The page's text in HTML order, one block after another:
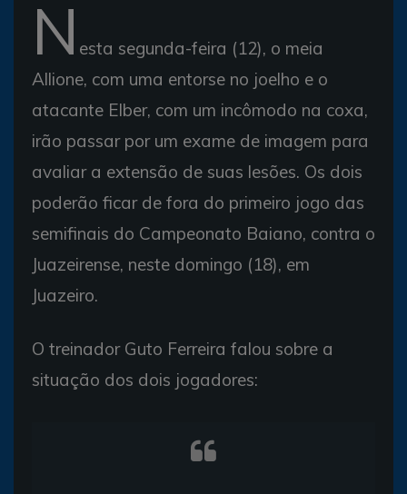
N esta segunda-feira (12), o meia
Allione, com uma entorse no joelho e o
atacante Elber, com um incômodo na coxa,
irão passar por um exame de imagem para
avaliar a extensão de suas lesões. Os dois
poderão ficar de fora do primeiro jogo das
semifinais do Campeonato Baiano, contra o
Juazeirense, neste domingo (18), em
Juazeiro.
O treinador Guto Ferreira falou sobre a
situação dos dois jogadores: